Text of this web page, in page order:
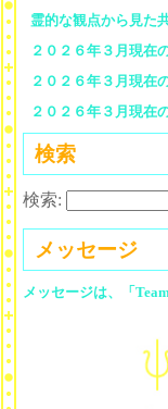
霊的な観点から見た
２０２６年３月現在
２０２６年３月現在
２０２６年３月現在
検索
検索:
メッセージ
メッセージは、「